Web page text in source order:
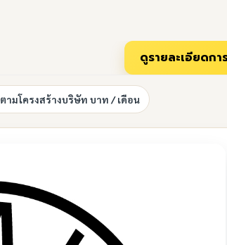
ตามโครงสร้างบริษัท บาท / เดือน